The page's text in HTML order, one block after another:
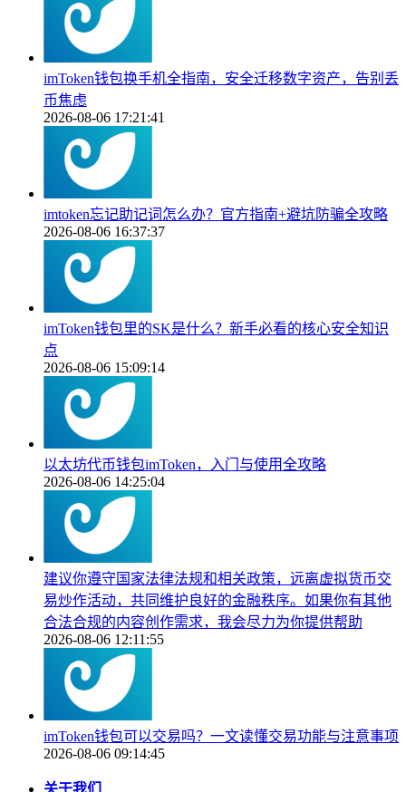
imToken钱包换手机全指南，安全迁移数字资产，告别丢
币焦虑
2026-08-06 17:21:41
imtoken忘记助记词怎么办？官方指南+避坑防骗全攻略
2026-08-06 16:37:37
imToken钱包里的SK是什么？新手必看的核心安全知识
点
2026-08-06 15:09:14
以太坊代币钱包imToken，入门与使用全攻略
2026-08-06 14:25:04
建议你遵守国家法律法规和相关政策，远离虚拟货币交
易炒作活动，共同维护良好的金融秩序。如果你有其他
合法合规的内容创作需求，我会尽力为你提供帮助
2026-08-06 12:11:55
imToken钱包可以交易吗？一文读懂交易功能与注意事项
2026-08-06 09:14:45
关于我们